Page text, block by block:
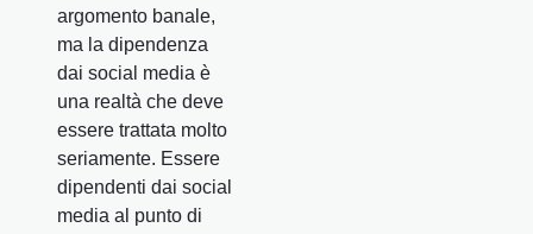
argomento banale,
ma la dipendenza
dai social media è
una realtà che deve
essere trattata molto
seriamente. Essere
dipendenti dai social
media al punto di